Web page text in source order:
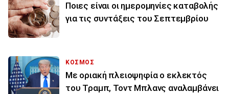
Ποιες είναι οι ημερομηνίες καταβολής
για τις συντάξεις του Σεπτεμβρίου
ΚΟΣΜΟΣ
Με οριακή πλειοψηφία ο εκλεκτός
του Τραμπ, Τοντ Μπλανς αναλαμβάνει